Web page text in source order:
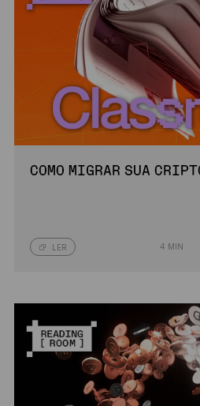
COMO MIGRAR SUA
LER 4 MIN